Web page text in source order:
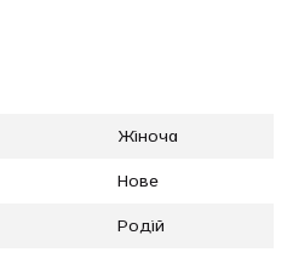
Жіноча
Нове
Родій